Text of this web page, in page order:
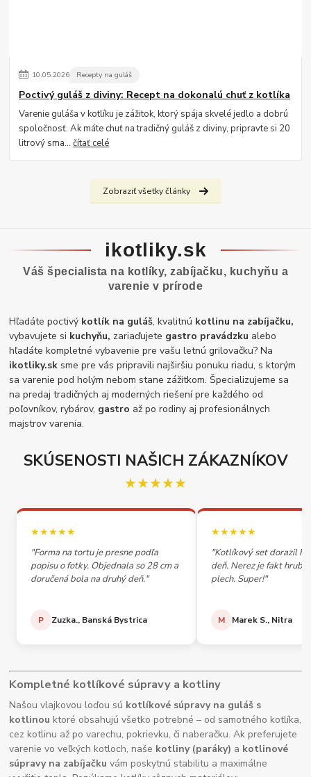
10.05.2026 Recepty na guláš
Poctivý guláš z diviny: Recept na dokonalú chuť z kotlíka
Varenie guláša v kotlíku je zážitok, ktorý spája skvelé jedlo a dobrú
spoločnosť. Ak máte chuť na tradičný guláš z diviny, pripravte si 20
litrový sma...čítať celé
Zobraziť všetky články
ikotliky.sk
Váš špecialista na kotlíky, zabíjačku, kuchyňu a
varenie v prírode
Hľadáte poctivý kotlík na guláš, kvalitnú kotlinu na zabíjačku,
vybavujete si kuchyňu, zariaďujete gastro pravádzku alebo
hľadáte kompletné vybavenie pre vašu letnú grilovačku? Na
ikotliky.sk sme pre vás pripravili najširšiu ponuku riadu, s ktorým
sa varenie pod holým nebom stane zážitkom. Špecializujeme sa
na predaj tradičných aj moderných riešení pre každého od
poľovníkov, rybárov, gastro až po rodiny aj profesionálnych
majstrov varenia.
SKÚSENOSTI NAŠICH ZÁKAZNÍKOV
★★★★★
★★★★★
"Forma na tortu je presne podľa
popisu o fotky. Objednala so 28 cm a
doručená bola na druhý deň."
P Zuzka., Banská Bystrica
★★★★★
"Kotlíkový set dorazil
deň. Nerez je fakt
plech. Super!"
M Marek S., Nitra
Kompletné kotlíkové súpravy a kotliny
Našou vlajkovou loďou sú kotlíkové súpravy na guláš s
kotlinou ktoré obsahujú všetko potrebné – od samotného kotlíka,
cez kotlinu až po varechu, pokrievku, či naberačku. Ak preferujete
varenie vo veľkých kotloch, naše kotliny (paráky) a kotlinové
súpravy na zabíjačku vám poskytnú stabilitu a maximálne